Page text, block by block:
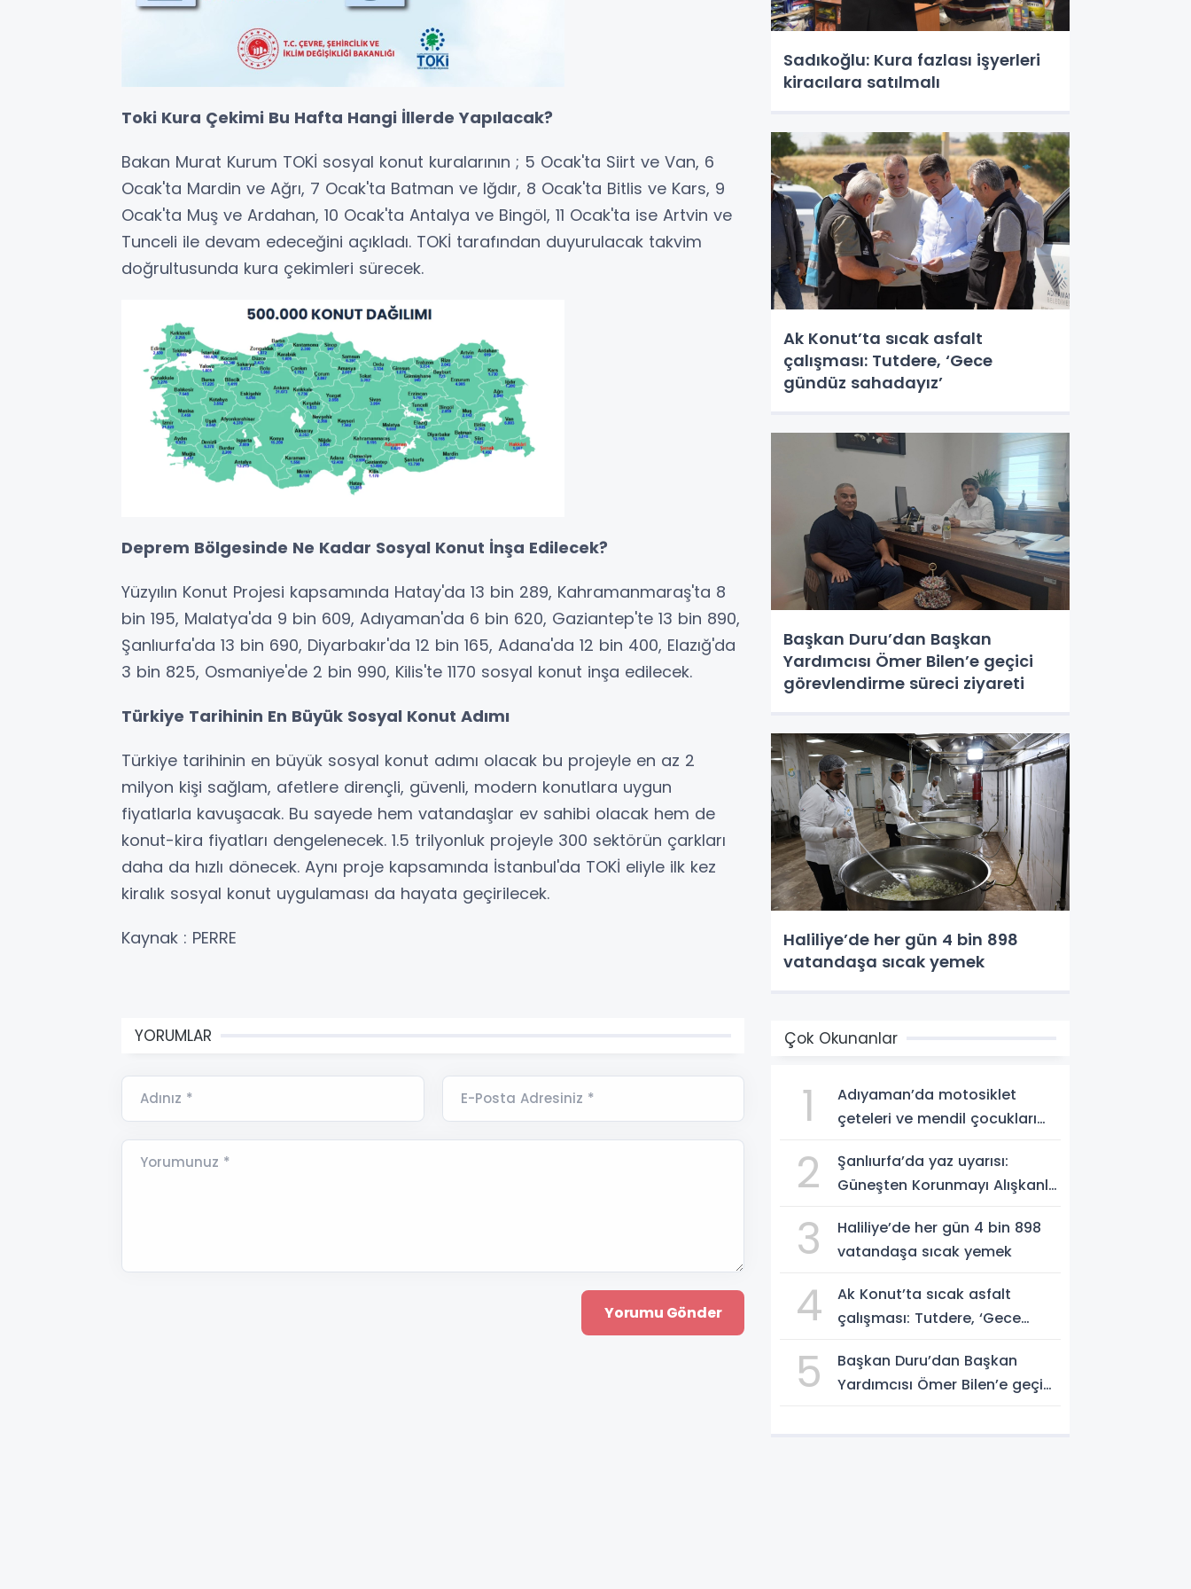
Toki Kura Çekimi Bu Hafta Hangi İllerde Yapılacak?
Bakan Murat Kurum TOKİ sosyal konut kuralarının ; 5 Ocak'ta Siirt ve Van, 6
Ocak'ta Mardin ve Ağrı, 7 Ocak'ta Batman ve Iğdır, 8 Ocak'ta Bitlis ve Kars, 9
Ocak'ta Muş ve Ardahan, 10 Ocak'ta Antalya ve Bingöl, 11 Ocak'ta ise Artvin ve
Tunceli ile devam edeceğini açıkladı. TOKİ tarafından duyurulacak takvim
doğrultusunda kura çekimleri sürecek.
Deprem Bölgesinde Ne Kadar Sosyal Konut İnşa Edilecek?
Yüzyılın Konut Projesi kapsamında Hatay'da 13 bin 289, Kahramanmaraş'ta 8
bin 195, Malatya'da 9 bin 609, Adıyaman'da 6 bin 620, Gaziantep'te 13 bin 890,
Şanlıurfa'da 13 bin 690, Diyarbakır'da 12 bin 165, Adana'da 12 bin 400, Elazığ'da
3 bin 825, Osmaniye'de 2 bin 990, Kilis'te 1170 sosyal konut inşa edilecek.
Türkiye Tarihinin En Büyük Sosyal Konut Adımı
Türkiye tarihinin en büyük sosyal konut adımı olacak bu projeyle en az 2
milyon kişi sağlam, afetlere dirençli, güvenli, modern konutlara uygun
fiyatlarla kavuşacak. Bu sayede hem vatandaşlar ev sahibi olacak hem de
konut-kira fiyatları dengelenecek. 1.5 trilyonluk projeyle 300 sektörün çarkları
daha da hızlı dönecek. Aynı proje kapsamında İstanbul'da TOKİ eliyle ilk kez
kiralık sosyal konut uygulaması da hayata geçirilecek.
Kaynak : PERRE
YORUMLAR
Adınız * E-Posta Adresiniz *
Yorumunuz *
Sadıkoğlu: Kura fazlası işyerleri
kiracılara satılmalı
Ak Konut’ta sıcak asfalt
çalışması: Tutdere, ‘Gece
gündüz sahadayız’
Başkan Duru’dan Başkan
Yardımcısı Ömer Bilen’e geçici
görevlendirme süreci ziyareti
Haliliye’de her gün 4 bin 898
vatandaşa sıcak yemek
Çok Okunanlar
1
Adıyaman’da motosiklet
çeteleri ve mendil çocukları
2
Şanlıurfa’da yaz uyarısı:
Güneşten Korunmayı Alışkanlık
3
Haliliye’de her gün 4 bin 898
vatandaşa sıcak yemek
4
Ak Konut’ta sıcak asfalt
çalışması: Tutdere, ‘Gece
5
Başkan Duru’dan Başkan
Yardımcısı Ömer Bilen’e geçici